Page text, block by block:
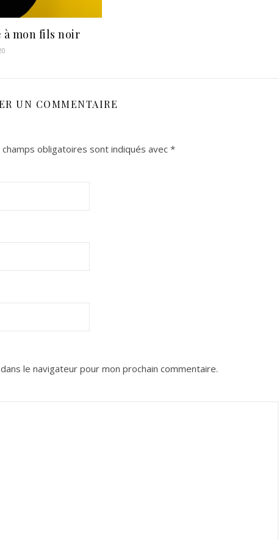
mon fils noir
UN COMMENTAIRE
champs obligatoires sont indiqués avec *
le navigateur pour mon prochain commentaire.